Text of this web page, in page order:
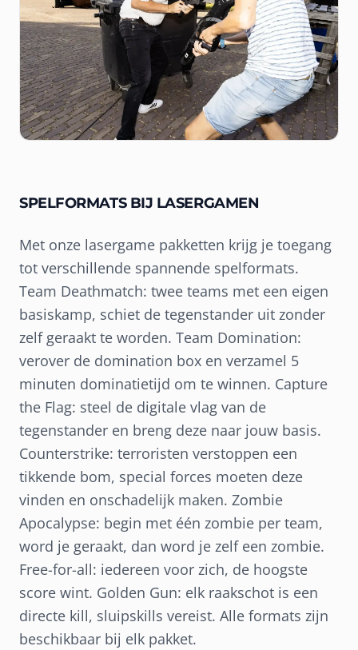
SPELFORMATS BIJ LASERGAMEN
Met onze lasergame pakketten krijg je toegang
tot verschillende spannende spelformats.
Team Deathmatch: twee teams met een eigen
basiskamp, schiet de tegenstander uit zonder
zelf geraakt te worden. Team Domination:
verover de domination box en verzamel 5
minuten dominatietijd om te winnen. Capture
the Flag: steel de digitale vlag van de
tegenstander en breng deze naar jouw basis.
Counterstrike: terroristen verstoppen een
tikkende bom, special forces moeten deze
vinden en onschadelijk maken. Zombie
Apocalypse: begin met één zombie per team,
word je geraakt, dan word je zelf een zombie.
Free-for-all: iedereen voor zich, de hoogste
score wint. Golden Gun: elk raakschot is een
directe kill, sluipskills vereist. Alle formats zijn
beschikbaar bij elk pakket.